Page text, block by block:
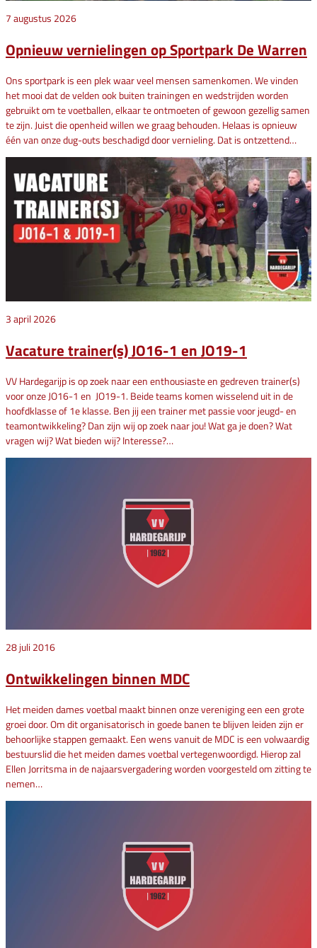
7 augustus 2026
Opnieuw vernielingen op Sportpark De Warren
Ons sportpark is een plek waar veel mensen samenkomen. We vinden
het mooi dat de velden ook buiten trainingen en wedstrijden worden
gebruikt om te voetballen, elkaar te ontmoeten of gewoon gezellig samen
te zijn. Juist die openheid willen we graag behouden. Helaas is opnieuw
één van onze dug-outs beschadigd door vernieling. Dat is ontzettend…
3 april 2026
Vacature trainer(s) JO16-1 en JO19-1
VV Hardegarijp is op zoek naar een enthousiaste en gedreven trainer(s)
voor onze JO16-1 en JO19-1. Beide teams komen wisselend uit in de
hoofdklasse of 1e klasse. Ben jij een trainer met passie voor jeugd- en
teamontwikkeling? Dan zijn wij op zoek naar jou! Wat ga je doen? Wat
vragen wij? Wat bieden wij? Interesse?…
28 juli 2016
Ontwikkelingen binnen MDC
Het meiden dames voetbal maakt binnen onze vereniging een een grote
groei door. Om dit organisatorisch in goede banen te blijven leiden zijn er
behoorlijke stappen gemaakt. Een wens vanuit de MDC is een volwaardig
bestuurslid die het meiden dames voetbal vertegenwoordigd. Hierop zal
Ellen Jorritsma in de najaarsvergadering worden voorgesteld om zitting te
nemen…